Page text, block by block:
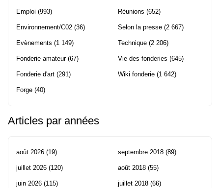
Emploi (993)
Environnement/C02 (36)
Evènements (1 149)
Fonderie amateur(67)
Fonderie d'art (291)
Forge (40)
Réunions (652)
Selon la presse (2 667)
Technique (2 206)
Vie des fonderies (645)
Wiki fonderie (1 642)
Articles par années
août 2026 (19)
juillet 2026 (120)
juin 2026 (115)
septembre 2018 (89)
août 2018 (55)
juillet 2018 (66)